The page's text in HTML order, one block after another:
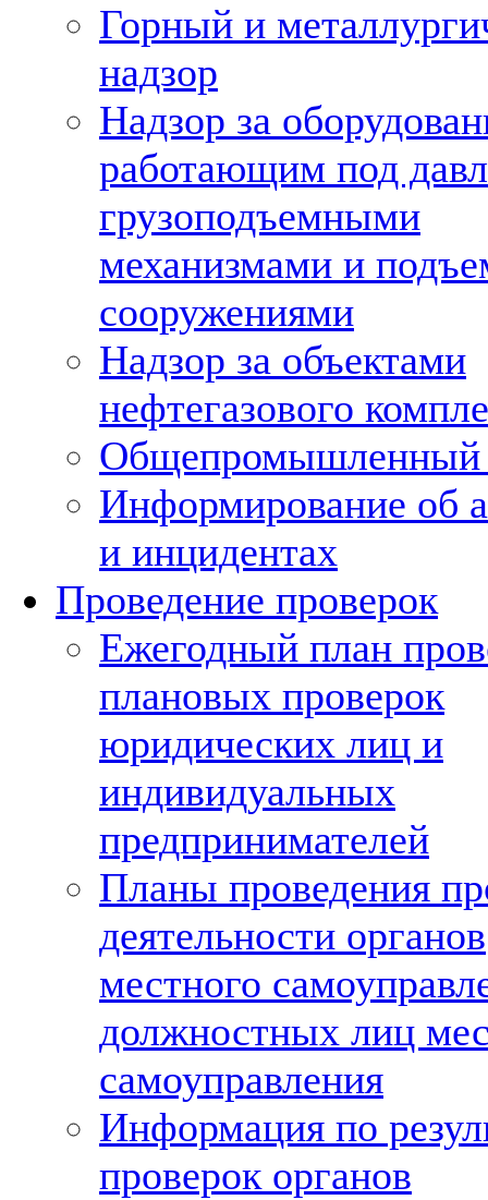
Горный и
надзор
Надзор за
работающим под
грузоподъемными
механизмами и
сооружениями
Надзор за объектами
нефтегазового
Общепромышленный
Информирование об
и инцидентах
Проведение проверок
Ежегодный план
плановых проверок
юридических лиц и
индивидуальных
предпринимателей
Планы проведения
деятельности органов
местного
должностных лиц
самоуправления
Информация по
проверок органов